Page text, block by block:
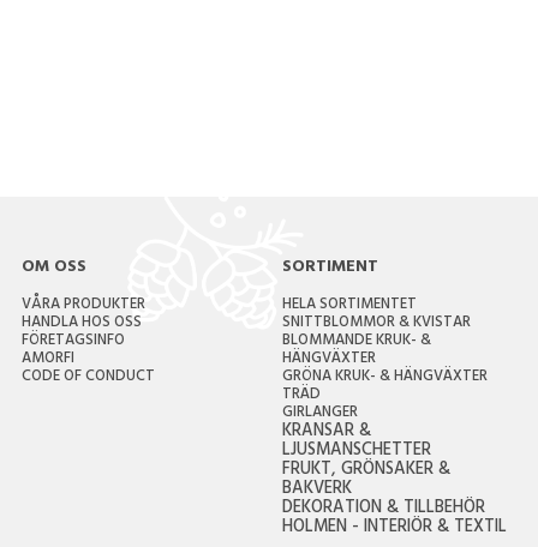
OM OSS
VÅRA PRODUKTER
HANDLA HOS OSS
FÖRETAGSINFO
AMORFI
CODE OF CONDUCT
SORTIMENT
HELA SORTIMENTET
SNITTBLOMMOR & KVISTAR
BLOMMANDE KRUK- &
HÄNGVÄXTER
GRÖNA KRUK- & HÄNGVÄXTER
TRÄD
GIRLANGER
KRANSAR &
LJUSMANSCHETTER
FRUKT, GRÖNSAKER &
BAKVERK
DEKORATION & TILLBEHÖR
HOLMEN - INTERIÖR & TEXTIL